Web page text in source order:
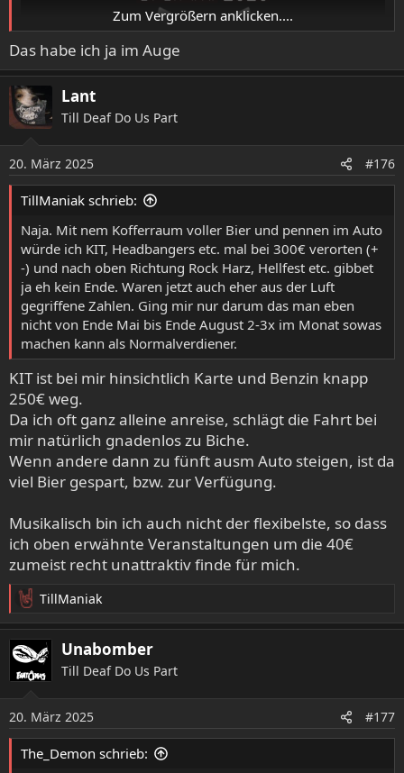
IRON DOGHEAD O:A
irondoghead.de
Zum Vergrößern anklicken....
Das habe ich ja im Auge
Lant
Till Deaf Do Us Part
20. März 2025 #176
TillManiak schrieb:
Naja. Mit nem Kofferraum voller Bier und pennen im Auto
würde ich KIT, Headbangers etc. mal bei 300€ verorten (+
-) und nach oben Richtung Rock Harz, Hellfest etc. gibbet
ja eh kein Ende. Waren jetzt auch eher aus der Luft
gegriffene Zahlen. Ging mir nur darum das man eben
nicht von Ende Mai bis Ende August 2-3x im Monat sowas
machen kann als Normalverdiener.
KIT ist bei mir hinsichtlich Karte und Benzin knapp
250€ weg.
Da ich oft ganz alleine anreise, schlägt die Fahrt bei
mir natürlich gnadenlos zu Biche.
Wenn andere dann zu fünft ausm Auto steigen, ist da
viel Bier gespart, bzw. zur Verfügung.
Musikalisch bin ich auch nicht der flexibelste, so dass
ich oben erwähnte Veranstaltungen um die 40€
zumeist recht unattraktiv finde für mich.
R
e
a
k
t
n
e
TillManiak
Unabomber
Till Deaf Do Us Part
20. März 2025 #177
The_Demon schrieb: